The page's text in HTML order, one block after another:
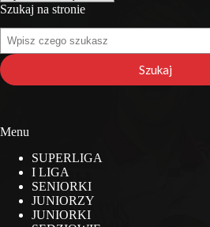
Szukaj na stronie
Szukaj
na
stronie
Szukaj
Menu
SUPERLIGA
I LIGA
SENIORKI
JUNIORZY
JUNIORKI